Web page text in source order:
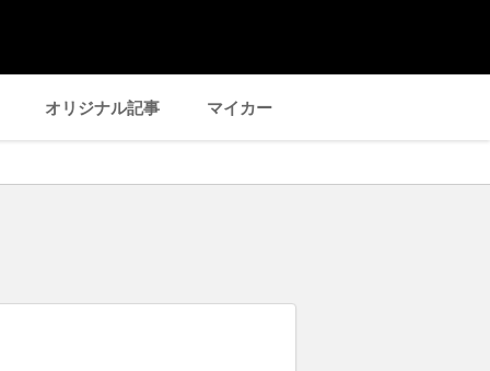
オリジナル記事 マイカー